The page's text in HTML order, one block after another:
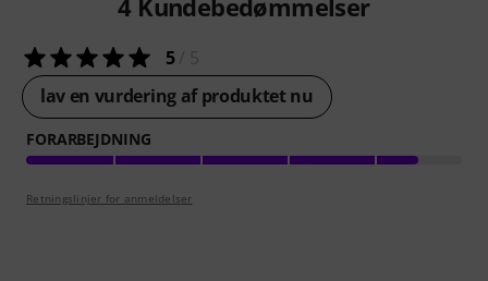
5/ 5
lav en vurdering af produktet nu
FORARBEJDNING
Retningslinjer for anmeldelser